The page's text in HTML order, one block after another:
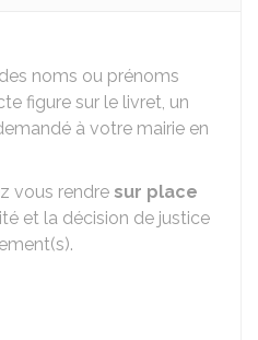
noms ou prénoms
figure sur le livret, un
à votre mairie en
vous rendre sur place
et la décision de justice